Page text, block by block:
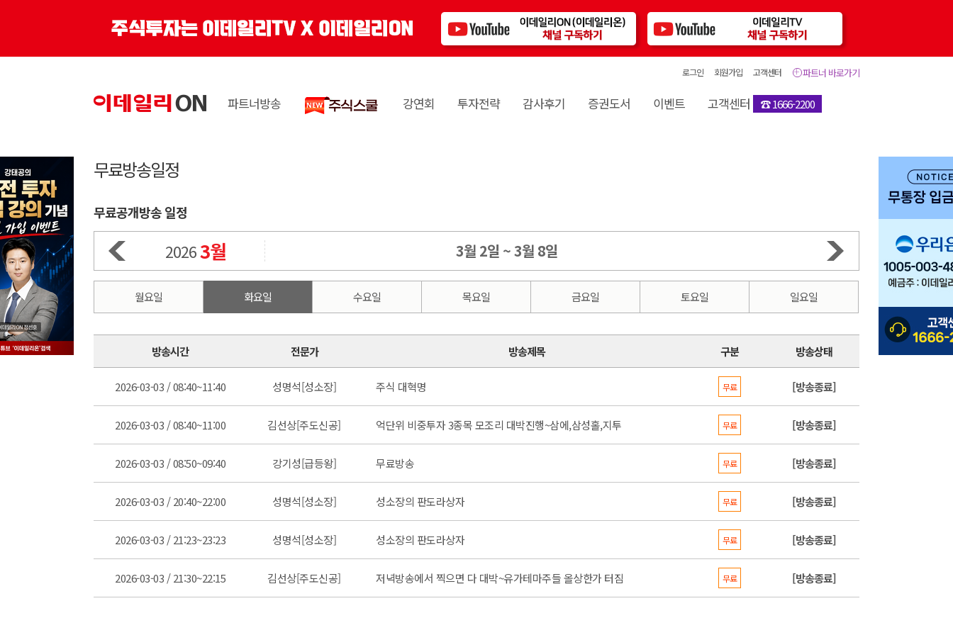
파트너 바로가기
로그인 회원가입 고객센터
파트너방송 강연회 투자전략 감사후기 증권도서 이벤트 고객센터 ☎ 1666-2200
무료방송일정
무료공개방송 일정
20263월 3월 2일 ~ 3월 8일
월요일 화요일 수요일 목요일 금요일 토요일 일요일
방송시간 전문가 방송제목 구분 방송상태
2026-03-03 / 08:40~11:40 성명석[성소장] 주식 대혁명 무료 [방송종료]
2026-03-03 / 08:40~11:00 김선상[주도신공] 억단위 비중투자 3종목 모조리 대박진행~삼에,삼성홀,지투 무료 [방송종료]
2026-03-03 / 08:50~09:40 강기성[급등왕] 무료방송 무료 [방송종료]
2026-03-03 / 20:40~22:00 성명석[성소장] 성소장의 판도라상자 무료 [방송종료]
2026-03-03 / 21:23~23:23 성명석[성소장] 성소장의 판도라상자 무료 [방송종료]
2026-03-03 / 21:30~22:15 김선상[주도신공] 저녁방송에서 찍으면 다 대박~유가테마주들 올상한가 터짐 무료 [방송종료]